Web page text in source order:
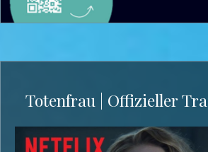
Totenfrau | Offizieller